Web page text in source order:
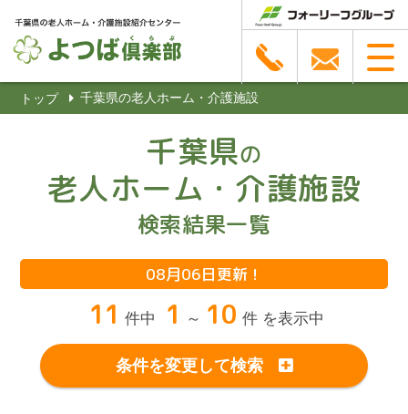
トップ 千葉県の老人ホーム・介護施設
千葉県の
老人ホーム・介護施設
検索結果一覧
08月06日更新！
11 件中 1 ～ 10 件 を表示中
条件を変更して検索